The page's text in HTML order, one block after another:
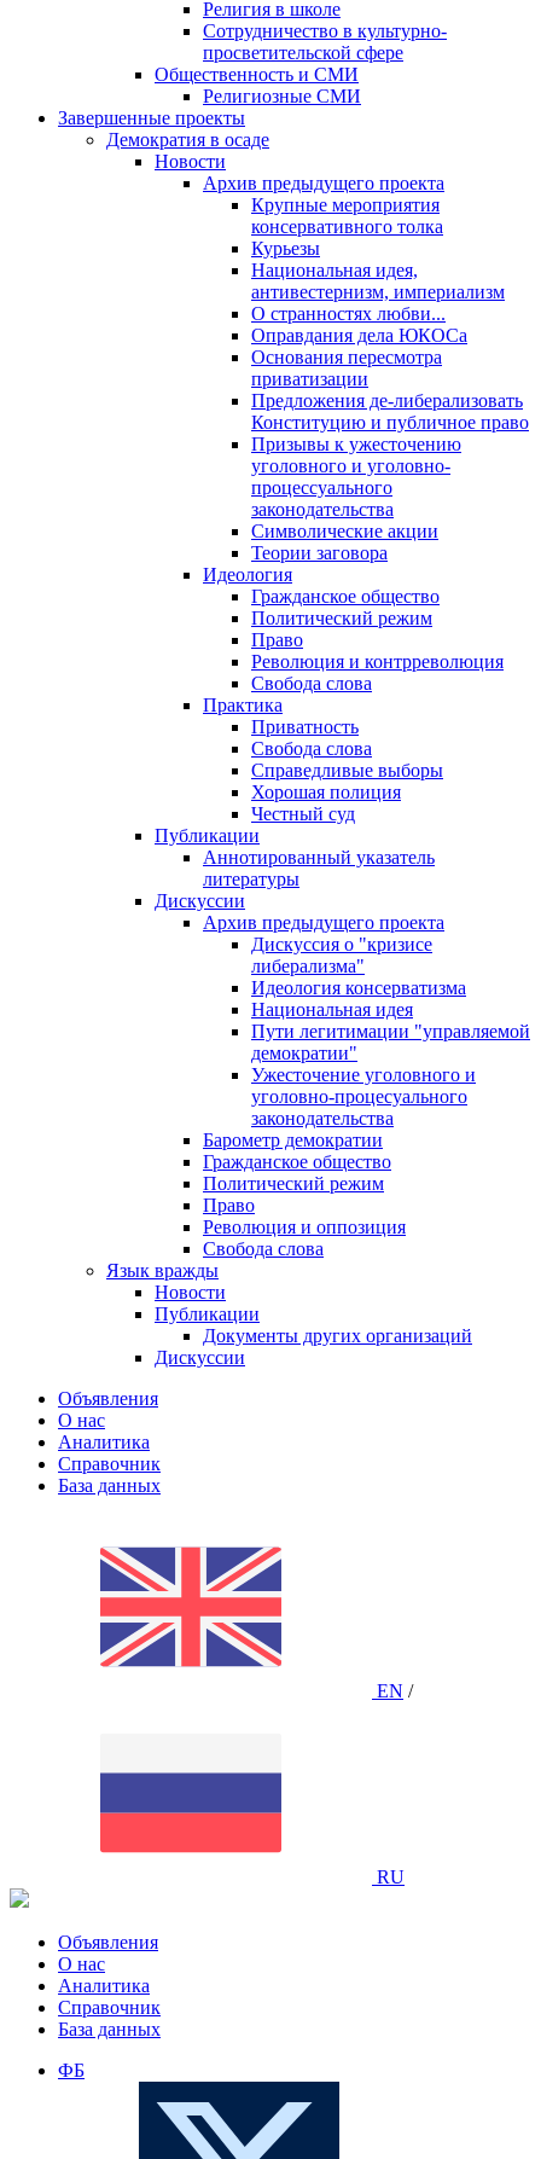
Религия в школе
Сотрудничество в культурно-
просветительской сфере
Общественность и СМИ
Религиозные СМИ
Завершенные проекты
Демократия в осаде
Новости
Архив предыдущего проекта
Крупные мероприятия
консервативного толка
Курьезы
Национальная идея,
антивестернизм, империализм
О странностях любви...
Оправдания дела ЮКОСа
Основания пересмотра
приватизации
Предложения де-либерализовать
Конституцию и публичное право
Призывы к ужесточению
уголовного и уголовно-
процессуального
законодательства
Символические акции
Теории заговора
Идеология
Гражданское общество
Политический режим
Право
Революция и контрреволюция
Свобода слова
Практика
Приватность
Свобода слова
Справедливые выборы
Хорошая полиция
Честный суд
Публикации
Аннотированный указатель
литературы
Дискуссии
Архив предыдущего проекта
Дискуссия о "кризисе
либерализма"
Идеология консерватизма
Национальная идея
Пути легитимации "управляемой
демократии"
Ужесточение уголовного и
уголовно-процесуального
законодательства
Барометр демократии
Гражданское общество
Политический режим
Право
Революция и оппозиция
Свобода слова
Язык вражды
Новости
Публикации
Документы других организаций
Дискуссии
Объявления
О нас
Аналитика
Справочник
База данных
EN /
RU
Объявления
О нас
Аналитика
Справочник
База данных
ФБ